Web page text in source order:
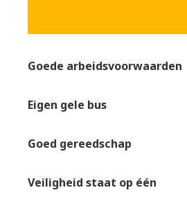
Goede arbeidsvoorwaarden
Eigen gele bus
Goed gereedschap
Veiligheid staat op één